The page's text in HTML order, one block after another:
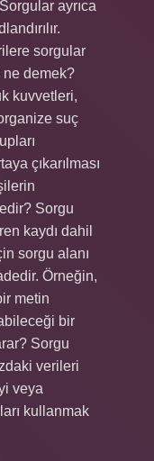
ayrıca
sorgular
ne demek?
kuvvetleri,
suç
çıkarılması
Sorgu
kaydı dahil
sorgu alanı
Örneğin,
metin
bir
Sorgu
verileri
veya
kullanmak